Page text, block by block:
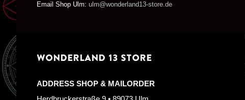
Email Shop Ulm: ulm@wonderland13-store.de
WONDERLAND 13 STORE
ADDRESS SHOP & MAILORDER